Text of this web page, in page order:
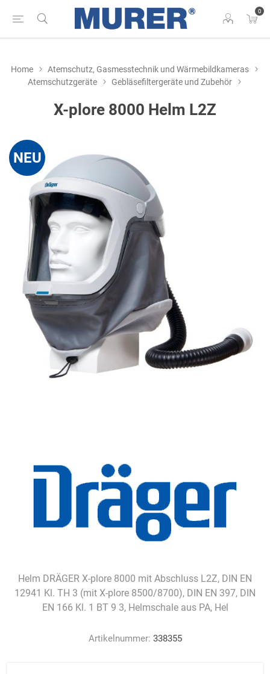
0
Home
Atemschutz, Gasmesstechnik und Wärmebildkameras
Atemschutzgeräte
Gebläsefiltergeräte und Zubehör
X-plore 8000 Helm L2Z
NEU
Helm DRÄGER X-plore 8000 mit Abschluss L2Z, DIN EN
12941 Kl. TH 3 (mit X-plore 8500/8700), DIN EN 397, DIN
EN 166 Kl. 1 BT 9 3, Helmschale aus PA, Hel
Artikelnummer: 338355